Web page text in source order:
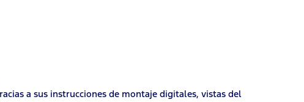
a sus instrucciones de montaje digitales, vistas del